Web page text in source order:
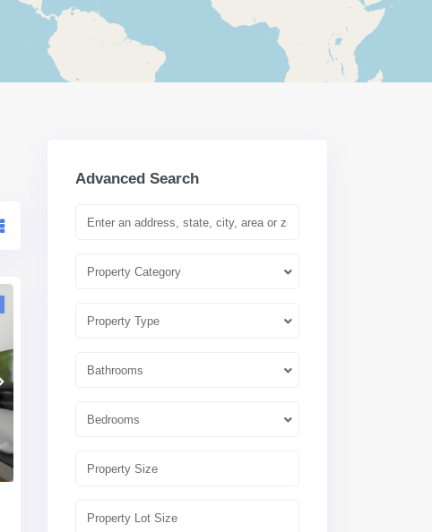
Advanced Search
Property Category
Property Type
Bathrooms
Bedrooms